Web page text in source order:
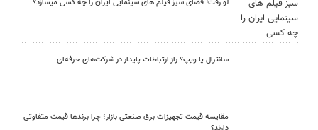
لو رفت! فضای سبز فیلم های سینمایی ایران را چه کسی میسازد؟
سانترال یا ویپ؟ راز ارتباطات پایدار در شرکت‌های حرفه‌ای
مقایسه قیمت تجهیزات برق صنعتی بازار؛ چرا برندها قیمت متفاوتی